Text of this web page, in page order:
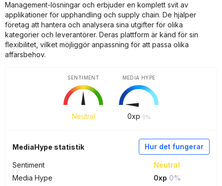
Management-lösningar och erbjuder en komplett svit av
applikationer för upphandling och supply chain. De hjälper
företag att hantera och analysera sina utgifter för olika
kategorier och leverantörer. Deras plattform är känd för sin
flexibilitet, vilket möjliggör anpassning för att passa olika
affärsbehov.
Neutral
SENTIMENT
0xp 0%
MEDIA HYPE
Hur det fungerar
MediaHype statistik
Sentiment
Neutral
Media Hype
0xp 0%